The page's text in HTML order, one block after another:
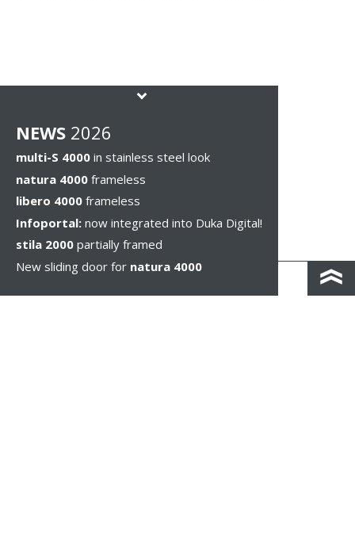
NEWS 2026
multi-S 4000 in stainless steel look
natura 4000 frameless
libero 4000 frameless
Infoportal: now integrated into Duka Digital!
stila 2000 partially framed
New sliding door for natura 4000